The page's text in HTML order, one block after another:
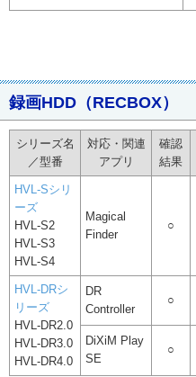
録画HDD（RECBOX）
シリーズ名
／型番
対応・関連
アプリ
確認
結果
HVL-Sシリ
ーズ
HVL-S2
HVL-S3
HVL-S4
Magical
Finder
○
HVL-DRシ
リーズ
HVL-DR2.0
HVL-DR3.0
HVL-DR4.0
DR
Controller
○
DiXiM Play
SE
○